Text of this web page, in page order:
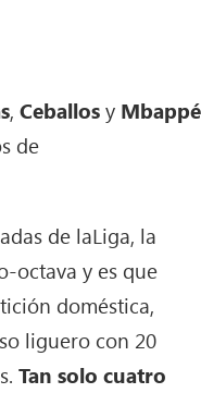
,Ceballosy
de
de laLiga, la
octava y es que
doméstica,
liguero con 20
Tan solo cuatro